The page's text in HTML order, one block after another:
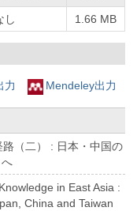
し 1.66 MB
力 Mendeley出力
（二） : 日本・中国の
in East Asia :
China and Taiwan